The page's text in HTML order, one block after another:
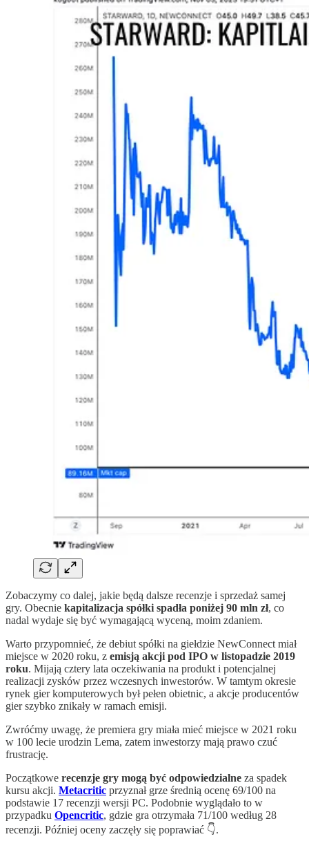
Zobaczymy co dalej, jakie będą dalsze recenzje i sprzedaż samej
gry. Obecnie kapitalizacja spółki spadła poniżej 90 mln zł, co
nadal wydaje się być wymagającą wyceną, moim zdaniem.
Warto przypomnieć, że debiut spółki na giełdzie NewConnect miał
miejsce w 2020 roku, z emisją akcji pod IPO w listopadzie 2019
roku. Mijają cztery lata oczekiwania na produkt i potencjalnej
realizacji zysków przez wczesnych inwestorów. W tamtym okresie
rynek gier komputerowych był pełen obietnic, a akcje producentów
gier szybko znikały w ramach emisji.
Zwróćmy uwagę, że premiera gry miała mieć miejsce w 2021 roku
w 100 lecie urodzin Lema, zatem inwestorzy mają prawo czuć
frustrację.
Początkowe recenzje gry mogą być odpowiedzialne za spadek
kursu akcji. Metacritic przyznał grze średnią ocenę 69/100 na
podstawie 17 recenzji wersji PC. Podobnie wyglądało to w
przypadku Opencritic, gdzie gra otrzymała 71/100 według 28
recenzji. Później oceny zaczęły się poprawiać 👇.